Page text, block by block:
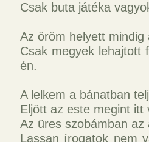
Csak buta játéka
Az öröm helyett
Csak megyek lehajtott
én.
A lelkem a bánatban
Eljött az este megint itt
Az üres szobámban
Lassan írogatok nem